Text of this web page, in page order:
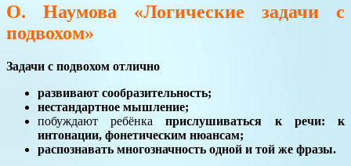
О. Наумова «Логические задачи с
подвохом»
Задачи с подвохом отлично
развивают сообразительность;
нестандартное мышление;
побуждают ребёнкаприслушиваться к речи: к
интонации, фонетическим нюансам;
распознавать многозначность одной и той же фразы.